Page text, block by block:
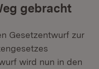
gebracht
Gesetzentwurf zur
wird nun in den